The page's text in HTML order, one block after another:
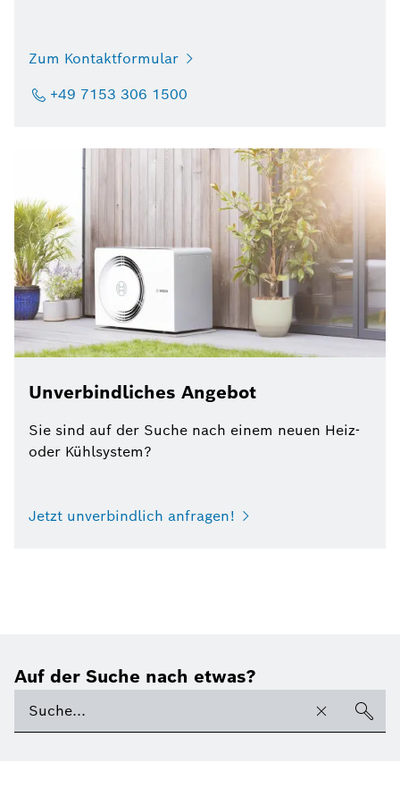
Zum Kontaktformular
+49 7153 306 1500
Unverbindliches Angebot
Sie sind auf der Suche nach einem neuen Heiz-
oder Kühlsystem?
Jetzt unverbindlich anfragen!
Auf der Suche nach etwas?